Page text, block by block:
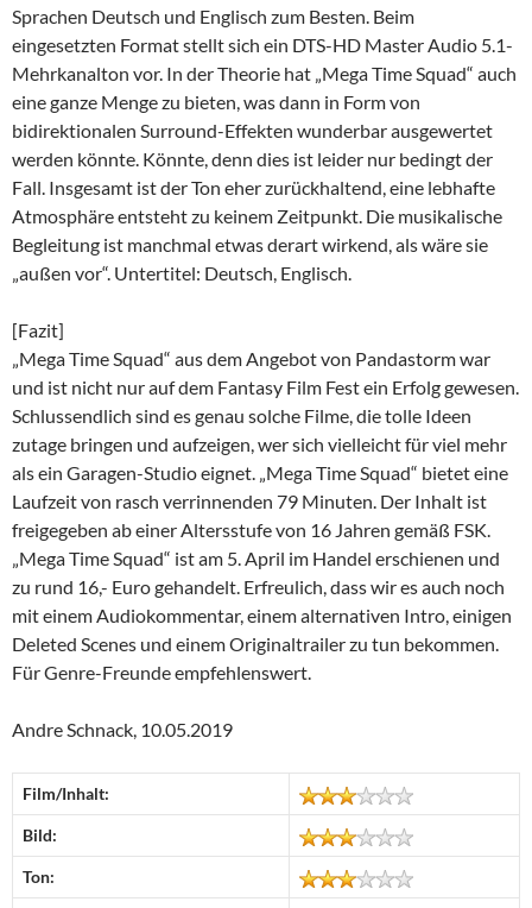
Sprachen Deutsch und Englisch zum Besten. Beim
eingesetzten Format stellt sich ein DTS-HD Master Audio 5.1-
Mehrkanalton vor. In der Theorie hat „Mega Time Squad“ auch
eine ganze Menge zu bieten, was dann in Form von
bidirektionalen Surround-Effekten wunderbar ausgewertet
werden könnte. Könnte, denn dies ist leider nur bedingt der
Fall. Insgesamt ist der Ton eher zurückhaltend, eine lebhafte
Atmosphäre entsteht zu keinem Zeitpunkt. Die musikalische
Begleitung ist manchmal etwas derart wirkend, als wäre sie
„außen vor“. Untertitel: Deutsch, Englisch.
[Fazit]
„Mega Time Squad“ aus dem Angebot von Pandastorm war
und ist nicht nur auf dem Fantasy Film Fest ein Erfolg gewesen.
Schlussendlich sind es genau solche Filme, die tolle Ideen
zutage bringen und aufzeigen, wer sich vielleicht für viel mehr
als ein Garagen-Studio eignet. „Mega Time Squad“ bietet eine
Laufzeit von rasch verrinnenden 79 Minuten. Der Inhalt ist
freigegeben ab einer Altersstufe von 16 Jahren gemäß FSK.
„Mega Time Squad“ ist am 5. April im Handel erschienen und
zu rund 16,- Euro gehandelt. Erfreulich, dass wir es auch noch
mit einem Audiokommentar, einem alternativen Intro, einigen
Deleted Scenes und einem Originaltrailer zu tun bekommen.
Für Genre-Freunde empfehlenswert.
Andre Schnack, 10.05.2019
Film/Inhalt:
Bild:
Ton: